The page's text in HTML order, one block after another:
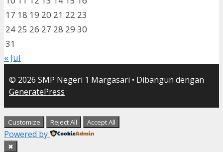
17 18 19 20 21 22 23
24 25 26 27 28 29 30
31
« Jul
© 2026 SMP Negeri 1 Margasari • Dibangun dengan
GeneratePress
Customize Reject All Accept All
Powered by
✖